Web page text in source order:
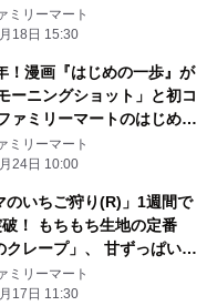
だらけに！
ミリーマート
18日 15:30
！漫画『はじめの一歩』が
ーニングショット」と初コ
ァミリーマートのはじめの
数量限定で発売 森川先生
名シーン全12缶が ファ
グ飲(イン)！ 限定グッズが
ンペーンも開催
ミリーマート
24日 10:00
のいちご狩り(R)」1週間で
！ もちもち生地の定番
クレープ」、 甘ずっぱい新
肉入りホイップのメロン
好評！
ミリーマート
17日 11:30